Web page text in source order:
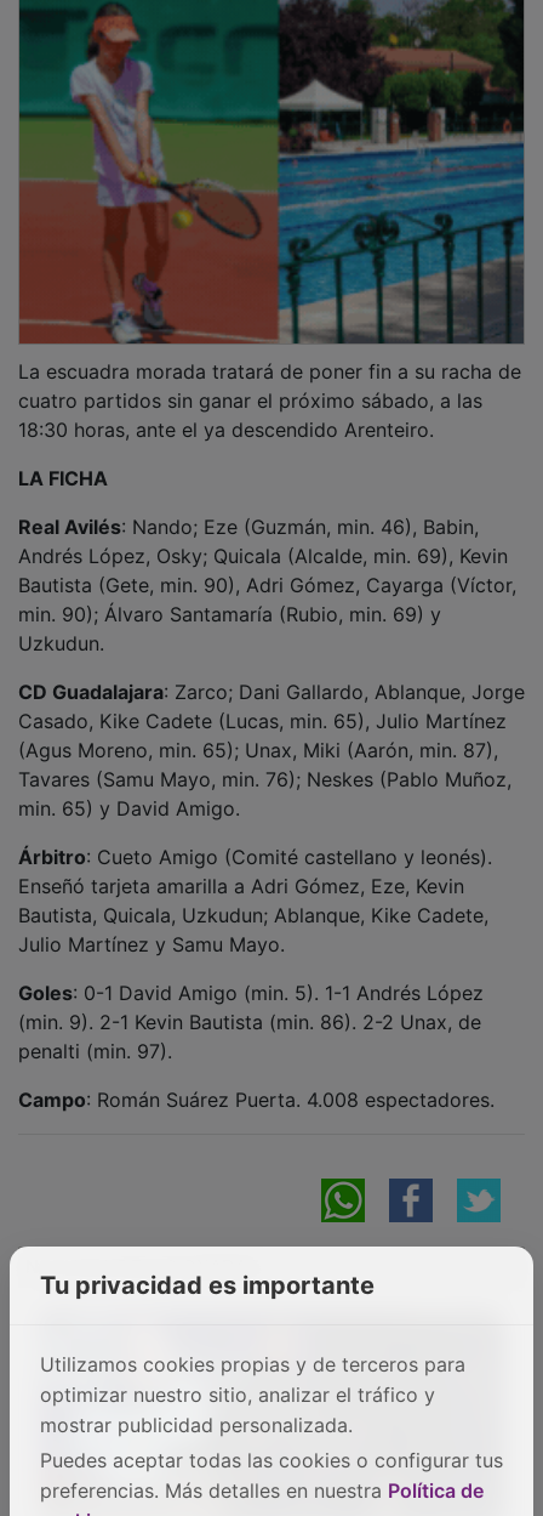
Andrés López, Osky; Quicala (Alcalde, min. 69), Kevin
Bautista (Gete, min. 90), Adri Gómez, Cayarga (Víctor,
min. 90); Álvaro Santamaría (Rubio, min. 69) y
Uzkudun.
CD Guadalajara: Zarco; Dani Gallardo, Ablanque, Jorge
Casado, Kike Cadete (Lucas, min. 65), Julio Martínez
(Agus Moreno, min. 65); Unax, Miki (Aarón, min. 87),
Tavares (Samu Mayo, min. 76); Neskes (Pablo Muñoz,
min. 65) y David Amigo.
: Cueto Amigo (Comité castellano y leonés).
Enseñó tarjeta amarilla a Adri Gómez, Eze, Kevin
Bautista, Quicala, Uzkudun; Ablanque, Kike Cadete,
Julio Martínez y Samu Mayo.
Goles: 0-1 David Amigo (min. 5). 1-1 Andrés López
penalti (min. 97).
Campo: Román Suárez Puerta. 4.008 espectadores.
NOTICIAS RELACIONADAS
Juanvi Peinado pone fin a su etapa en el CD
El duro adiós a un sueño histórico: el CD
Chiloeches regresa a Segunda tras una
temporada de aprendizaje en la élite
Tu privacidad es importante
Utilizamos cookies propias y de terceros para
optimizar nuestro sitio, analizar el tráfico y
mostrar publicidad personalizada.
Puedes aceptar todas las cookies o configurar tus
preferencias. Más detalles en nuestra Política de